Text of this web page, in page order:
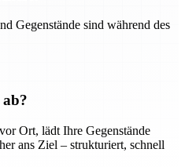
Gegenstände sind während des
Ort, lädt Ihre Gegenstände
ans Ziel – strukturiert, schnell